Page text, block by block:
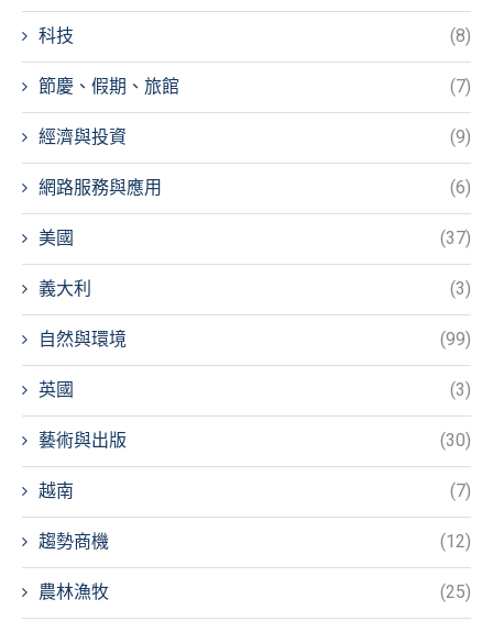
科技 (8)
節慶、假期、旅館 (7)
經濟與投資 (9)
網路服務與應用 (6)
美國 (37)
義大利 (3)
自然與環境 (99)
英國 (3)
藝術與出版 (30)
越南 (7)
趨勢商機 (12)
農林漁牧 (25)